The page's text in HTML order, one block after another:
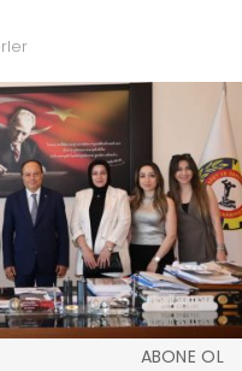
ABONE OL